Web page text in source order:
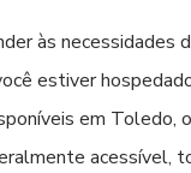
às necessidades
estiver
em Toledo,
acessível,